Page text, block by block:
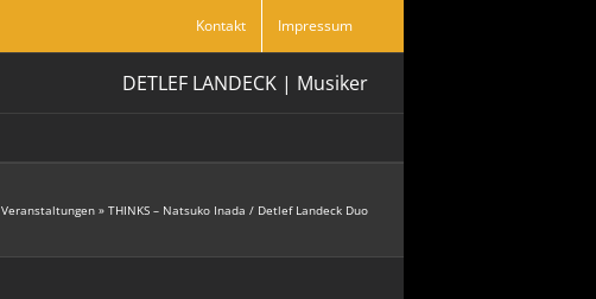
Kontakt Impressum
DETLEF LANDECK | Musiker
Veranstaltungen » THINKS – Natsuko Inada / Detlef Landeck Duo